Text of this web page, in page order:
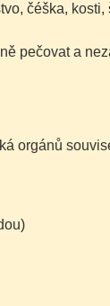
čéška,
pečovat a
orgánů